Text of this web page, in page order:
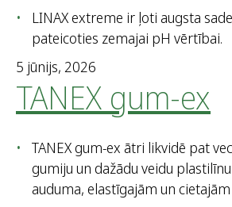
LINAX extreme ir ļoti augsta
pateicoties zemajai pH vērtībai.
5 jūnijs, 2026
TANEX gum-ex
TANEX gum-ex ātri likvidē pat
gumiju un dažādu veidu
auduma, elastīgajām un